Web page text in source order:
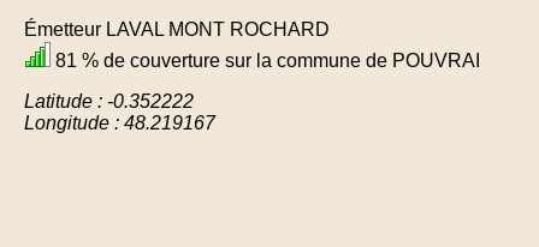
Émetteur LAVAL MONT ROCHARD
81 % de couverture sur la commune de POUVRAI
Latitude : -0.352222
Longitude : 48.219167